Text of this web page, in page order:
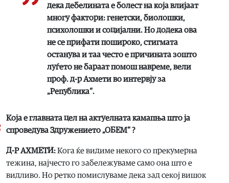
дека дебелината е болест на која влијаат
многу фактори: генетски, биолошки,
психолошки и социјални. Но додека ова
не се прифати пошироко, стигмата
останува и таа често е причината зошто
луѓето не бараат помош навреме, вели
проф. д-р Ахмети во интервју за
„Република“.
Која е главната цел на актуелната камапња што ја
спроведува Здружението „ОБЕМ“ ?
Д-Р АХМЕТИ:Кога ќе видиме некого со прекумерна
тежина, најчесто го забележуваме само она што е
видливо. Но ретко помислуваме дека зад секој вишок